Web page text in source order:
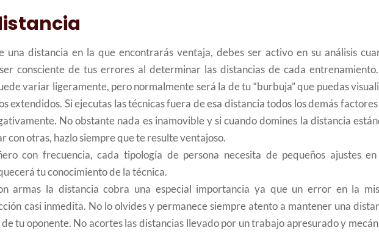
una distancia en la que encontrarás ventaja, debes ser activo en su análisis
consciente de tus errores al determinar las distancias de cada
variar ligeramente, pero normalmente será la de tu “burbuja” que puedas
extendidos. Si ejecutas las técnicas fuera de esa distancia todos los demás
No obstante nada es inamovible y si cuando domines la distancia
con otras, hazlo siempre que te resulte ventajoso.
con frecuencia, cada tipología de persona necesita de pequeños ajustes
tu conocimiento de la técnica.
armas la distancia cobra una especial importancia ya que un error en la
casi inmedita. No lo olvides y permanece siempre atento a mantener una
tu oponente. No acortes las distancias llevado por un trabajo apresurado y